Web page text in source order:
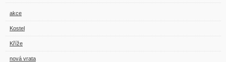
akce
Kostel
Kříže
nová vrata